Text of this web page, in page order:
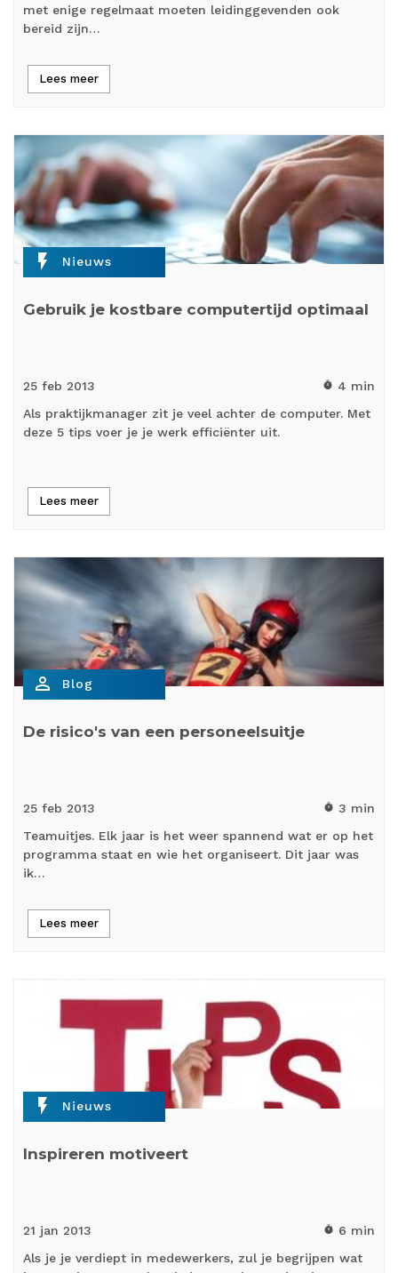
met enige regelmaat moeten leidinggevenden ook
bereid zijn…
Lees meer
flash_on Nieuws
Gebruik je kostbare computertijd optimaal
25 feb 2013 timer 4 min
Als praktijkmanager zit je veel achter de computer. Met
deze 5 tips voer je je werk efficiënter uit.
Lees meer
person_outline Blog
De risico's van een personeelsuitje
25 feb 2013 timer 3 min
Teamuitjes. Elk jaar is het weer spannend wat er op het
programma staat en wie het organiseert. Dit jaar was
ik…
Lees meer
flash_on Nieuws
Inspireren motiveert
21 jan 2013 timer 6 min
Als je je verdiept in medewerkers, zul je begrijpen wat